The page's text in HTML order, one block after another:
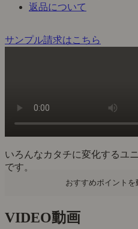
返品について
サンプル請求はこちら
いろんなカタチに変化するユ
です。
おすすめポイントを
VIDEO動画